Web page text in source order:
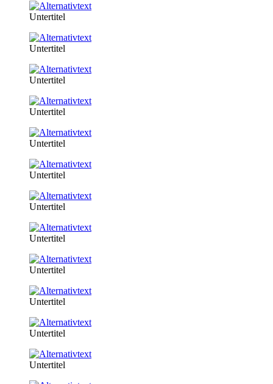
Untertitel
Untertitel
Untertitel
Untertitel
Untertitel
Untertitel
Untertitel
Untertitel
Untertitel
Untertitel
Untertitel
Untertitel